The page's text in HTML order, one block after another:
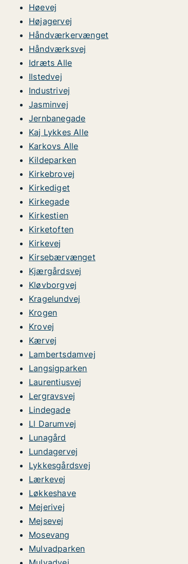
Høevej
Højagervej
Håndværkervænget
Håndværksvej
Idræts Alle
Ilstedvej
Industrivej
Jasminvej
Jernbanegade
Kaj Lykkes Alle
Karkovs Alle
Kildeparken
Kirkebrovej
Kirkediget
Kirkegade
Kirkestien
Kirketoften
Kirkevej
Kirsebærvænget
Kjærgårdsvej
Kløvborgvej
Kragelundvej
Krogen
Krovej
Kærvej
Lambertsdamvej
Langsigparken
Laurentiusvej
Lergravsvej
Lindegade
Ll Darumvej
Lunagård
Lundagervej
Lykkesgårdsvej
Lærkevej
Løkkeshave
Mejerivej
Mejsevej
Mosevang
Mulvadparken